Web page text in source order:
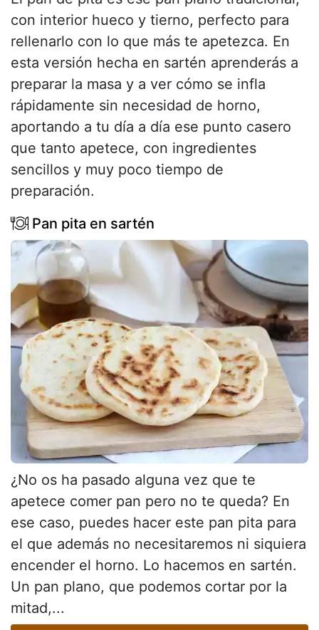
con interior hueco y tierno, perfecto para
rellenarlo con lo que más te apetezca. En
esta versión hecha en sartén aprenderás a
preparar la masa y a ver cómo se infla
rápidamente sin necesidad de horno,
aportando a tu día a día ese punto casero
que tanto apetece, con ingredientes
sencillos y muy poco tiempo de
preparación.
Pan pita en sartén
¿No os ha pasado alguna vez que te
apetece comer pan pero no te queda? En
ese caso, puedes hacer este pan pita para
el que además no necesitaremos ni siquiera
encender el horno. Lo hacemos en sartén.
Un pan plano, que podemos cortar por la
mitad,...